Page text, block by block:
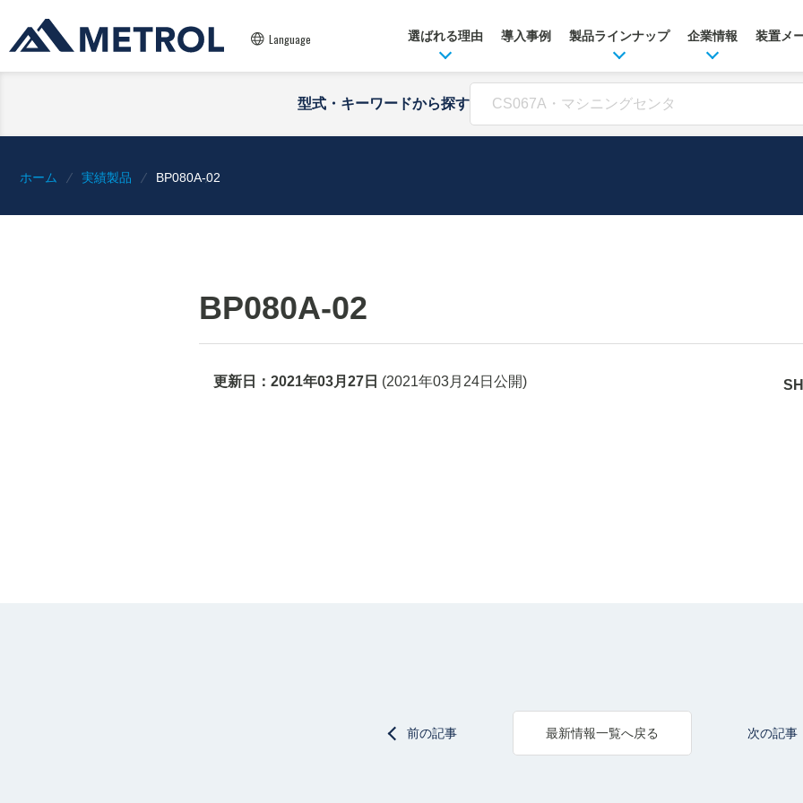
Language 選ばれる理由 導入事例 製品ラインナップ 企業情報 装置メ
型式・キーワードから探す
ホーム 実績製品 BP080A-02
BP080A-02
更新日： 2021年03月27日 (2021年03月24日 公開)
前の記事 最新情報一覧へ戻る 次の記事